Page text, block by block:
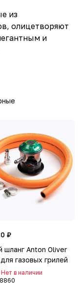
из
олицетворяют
и
функции
печи для
или
₽
шланг Anton Oliver
газовых грилей
Нет в наличии